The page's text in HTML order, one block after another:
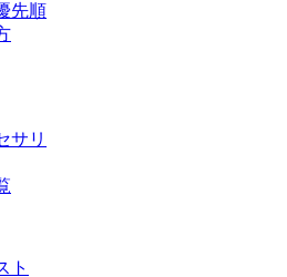
先順
サリ
ト